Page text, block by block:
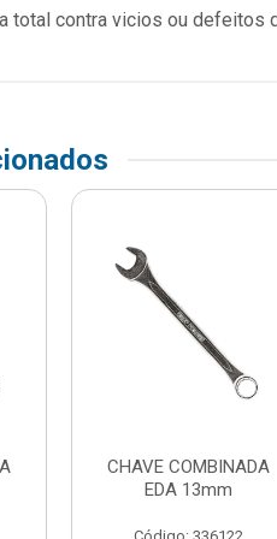
total contra vicios ou
CHAVE COMBINADA
EDA 13mm